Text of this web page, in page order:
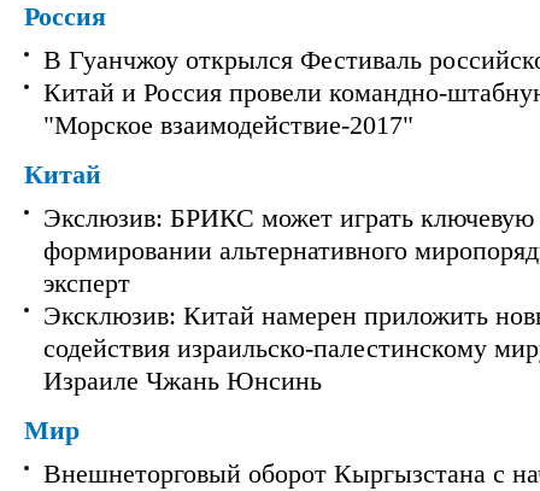
Россия
В Гуанчжоу открылся Фестиваль
Китай и Россия провели командно-
"Морское взаимодействие-2017"
Китай
Экслюзив: БРИКС может играть ключевую
формировании альтернативного
эксперт
Эксклюзив: Китай намерен приложить
содействия израильско-палестинскому
Израиле Чжань Юнсинь
Мир
Внешнеторговый оборот Кыргызстана с